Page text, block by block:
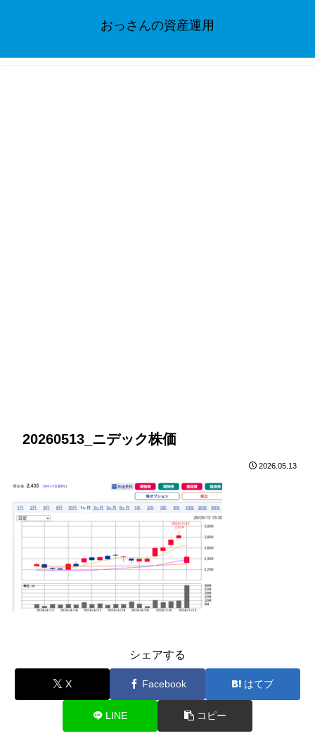
おっさんの資産運用
20260513_ニデック株価
2026.05.13
シェアする
X Facebook はてブ
LINE コピー